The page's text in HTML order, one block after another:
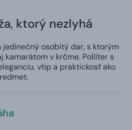
ktorý nezlyhá
osobitý dar, s ktorým
kamarátom v krčme. Polliter s
vtip a praktickosť ako